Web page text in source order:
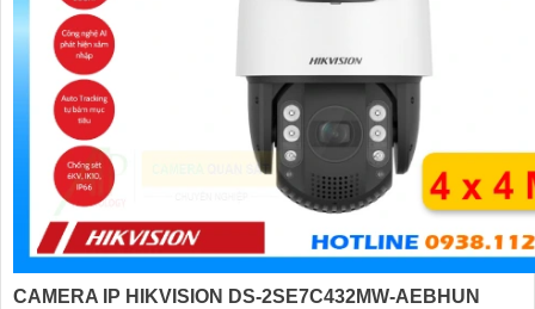
CAMERA IP HIKVISION DS-2SE7C432MW-AEBHUN